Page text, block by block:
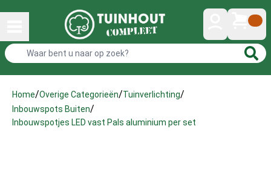
Home/Overige Categorieën/Tuinverlichting/
Inbouwspots Buiten/
Inbouwspotjes LED vast Pals aluminium per set